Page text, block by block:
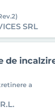
SRL
de
a